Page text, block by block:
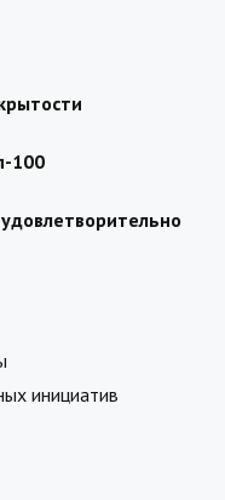
100
инициатив